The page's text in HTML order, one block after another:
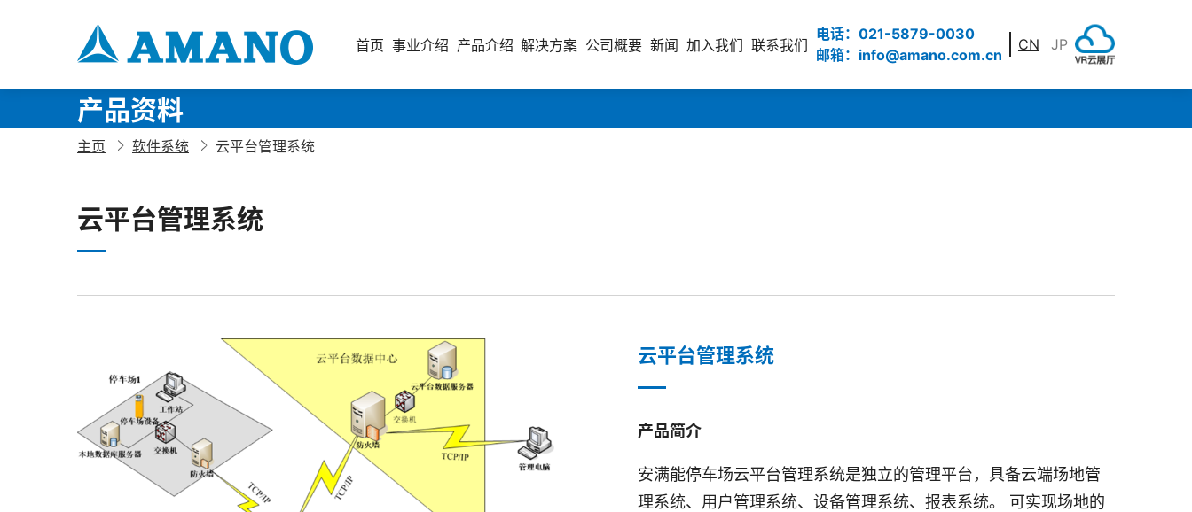
首页 事业介绍 产品介绍 解决方案 公司概要 新闻 加入我们 联系我们
电话：021-5879-0030
邮箱：info@amano.com.cn
CN JP
产品资料
主页 软件系统 云平台管理系统
云平台管理系统
云平台管理系统
产品简介
安满能停车场云平台管理系统是独立的管理平台，具备云端场地管
理系统、用户管理系统、设备管理系统、报表系统。 可实现场地的